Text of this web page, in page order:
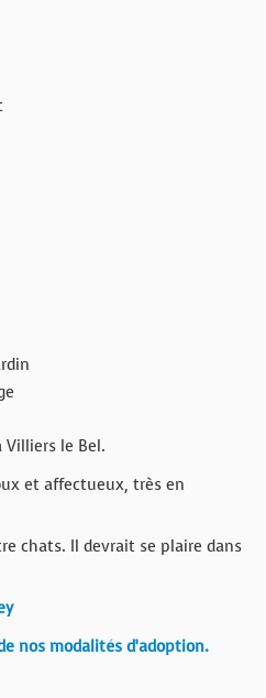
le Bel.
et affectueux, très en
chats. Il devrait se plaire dans
nos modalités d’adoption.